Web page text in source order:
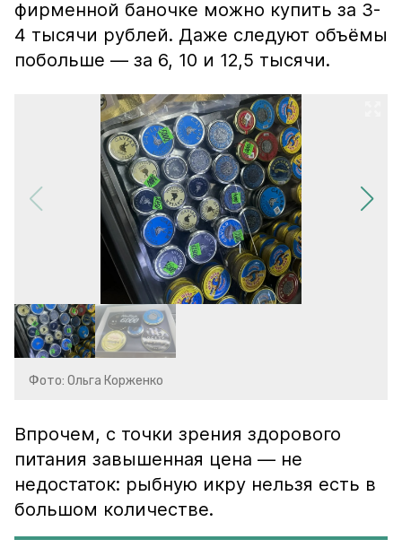
фирменной баночке можно купить за 3-
4 тысячи рублей. Даже следуют объёмы
побольше — за 6, 10 и 12,5 тысячи.
Фото: Ольга Корженко
Впрочем, с точки зрения здорового
питания завышенная цена — не
недостаток: рыбную икру нельзя есть в
большом количестве.